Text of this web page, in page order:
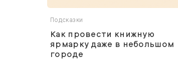
Подсказки
Как провести книжную
ярмарку даже в небольшом
городе